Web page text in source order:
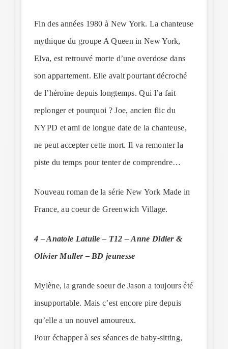
Fin des années 1980 à New York. La chanteuse
mythique du groupe A Queen in New York,
Elva, est retrouvé morte d’une overdose dans
son appartement. Elle avait pourtant décroché
de l’héroïne depuis longtemps. Qui l’a fait
replonger et pourquoi ? Joe, ancien flic du
NYPD et ami de longue date de la chanteuse,
ne peut accepter cette mort. Il va remonter la
piste du temps pour tenter de comprendre…
Nouveau roman de la série New York Made in
France, au coeur de Greenwich Village.
4 – Anatole Latuile – T12 –Anne Didier &
Olivier Muller – BD jeunesse
Mylène, la grande soeur de Jason a toujours été
insupportable. Mais c’est encore pire depuis
qu’elle a un nouvel amoureux.
Pour échapper à ses séances de baby-sitting,